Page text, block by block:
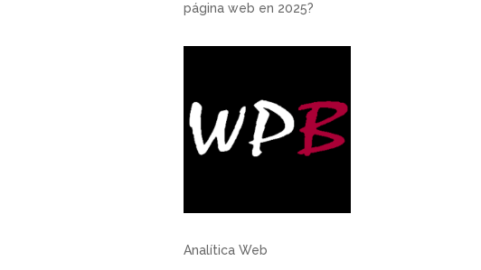
página web en 2025?
Analítica Web